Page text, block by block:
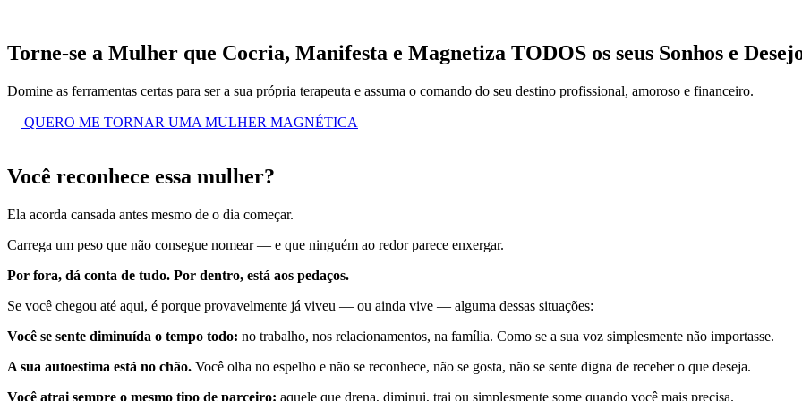
Torne-se a Mulher que Cocria, Manifesta e Magnetiza TODOS os seus Sonhos e
Domine as ferramentas certas para ser a sua própria terapeuta e assuma o comando do seu destino profissional, amoroso e financeiro.
QUERO ME TORNAR UMA MULHER MAGNÉTICA
Você reconhece essa mulher?
Ela acorda cansada antes mesmo de o dia começar.
Carrega um peso que não consegue nomear — e que ninguém ao redor parece enxergar.
Por fora, dá conta de tudo. Por dentro, está aos pedaços.
Se você chegou até aqui, é porque provavelmente já viveu — ou ainda vive — alguma dessas situações:
Você se sente diminuída o tempo todo: no trabalho, nos relacionamentos, na família. Como se a sua voz simplesmente não importasse.
A sua autoestima está no chão. Você olha no espelho e não se reconhece, não se gosta, não se sente digna de receber o que deseja.
Você atrai sempre o mesmo tipo de parceiro: aquele que drena, diminui, trai ou simplesmente some quando você mais precisa.